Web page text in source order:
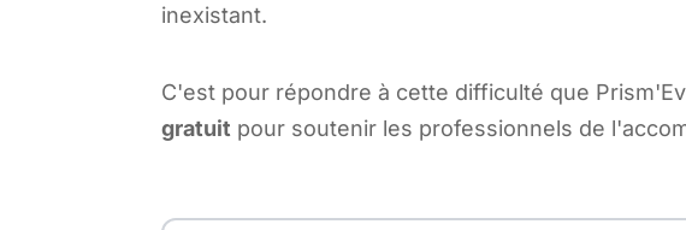
inexistant.
C'est pour répondre à cette difficulté que
gratuit pour soutenir les professionnels de